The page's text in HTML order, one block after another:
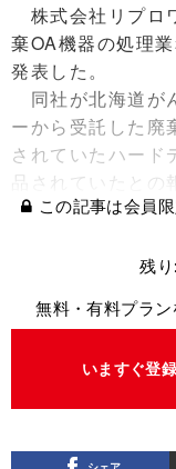
株式会社リプロ
棄OA機器の処理
発表した。
同社が北海道が
ーから受託した廃
されていたハード
品されていたとの
この記事は会員
残
無料・有料プラン
いますぐ登録
シェア